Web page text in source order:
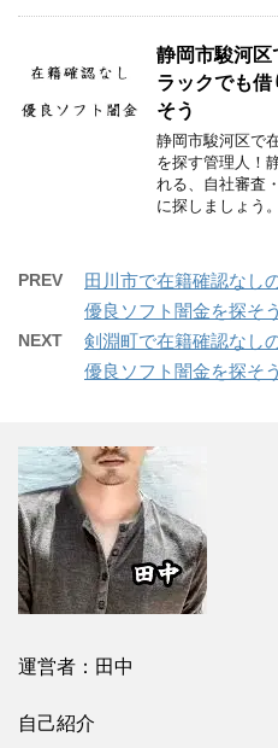
静岡市駿河区
ラックでも
そう
静岡市駿河区で
を探す管理人！
れる、自社審査
に探しましょう。
PREV
田川市で在籍確認なし
優良ソフト闇金を探そう
NEXT
剣淵町で在籍確認なし
優良ソフト闇金を探そう
運営者：田中
自己紹介